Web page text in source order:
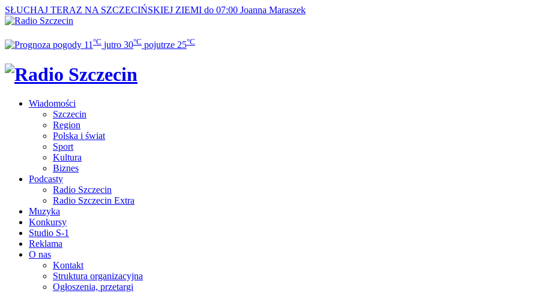
SŁUCHAJ TERAZ NA SZCZECIŃSKIEJ ZIEMI do 07:00 Joanna Maraszek
11 °C jutro 30°C pojutrze 25°C
Wiadomości
Szczecin
Region
Polska i świat
Sport
Kultura
Biznes
Podcasty
Radio Szczecin
Radio Szczecin Extra
Muzyka
Konkursy
Studio S-1
Reklama
O nas
Kontakt
Struktura organizacyjna
Ogłoszenia, przetargi